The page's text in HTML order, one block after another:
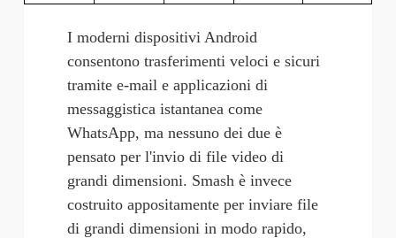
I moderni dispositivi Android
consentono trasferimenti veloci e sicuri
tramite e-mail e applicazioni di
messaggistica istantanea come
WhatsApp, ma nessuno dei due è
pensato per l'invio di file video di
grandi dimensioni. Smash è invece
costruito appositamente per inviare file
di grandi dimensioni in modo rapido,